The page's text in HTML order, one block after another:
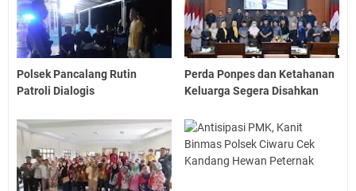
Polsek Pancalang Rutin
Patroli Dialogis
Perda Ponpes dan Ketahanan
Keluarga Segera Disahkan